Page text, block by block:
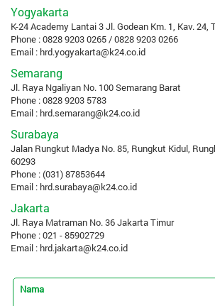
Yogyakarta
K-24 Academy Lantai 3 Jl. Godean Km. 1, Kav. 24,
Phone : 0828 9203 0265 / 0828 9203 0266
Email : hrd.yogyakarta@k24.co.id
Semarang
Jl. Raya Ngaliyan No. 100 Semarang Barat
Phone : 0828 9203 5783
Email : hrd.semarang@k24.co.id
Surabaya
Jalan Rungkut Madya No. 85, Rungkut Kidul,
60293
Phone : (031) 87853644
Email : hrd.surabaya@k24.co.id
Jakarta
Jl. Raya Matraman No. 36 Jakarta Timur
Phone : 021 - 85902729
Email : hrd.jakarta@k24.co.id
Nama